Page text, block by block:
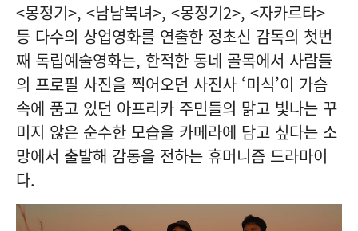
<몽정기>, <남남북녀>, <몽정기2>, <자카르타>
등 다수의 상업영화를 연출한 정초신 감독의 첫번
째 독립예술영화는, 한적한 동네 골목에서 사람들
의 프로필 사진을 찍어오던 사진사 ‘미식’이 가슴
속에 품고 있던 아프리카 주민들의 맑고 빛나는 꾸
미지 않은 순수한 모습을 카메라에 담고 싶다는 소
망에서 출발해 감동을 전하는 휴머니즘 드라마이
다.